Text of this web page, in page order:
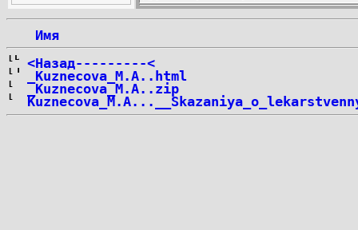
Имя
<Назад---------<
_Kuznecova_M.A..html
_Kuznecova_M.A..zip